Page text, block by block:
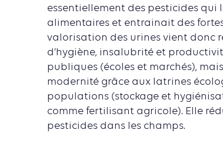
essentiellement des pesticides qui
alimentaires et entrainait des
valorisation des urines vient donc
d’hygiène, insalubrité et
publiques (écoles et marchés),
modernité grâce aux latrines
populations (stockage et
comme fertilisant agricole). Elle
pesticides dans les champs.